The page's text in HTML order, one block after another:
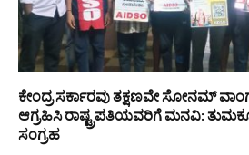
ಕೇಂದ್ರ ಸರ್ಕಾರವು ತಕ್ಷಣವೇ ಸೋನಮ್
ಆಗ್ರಹಿಸಿ ರಾಷ್ಟ್ರಪತಿಯವರಿಗೆ ಮನವಿ:
ಸಂಗ್ರಹ